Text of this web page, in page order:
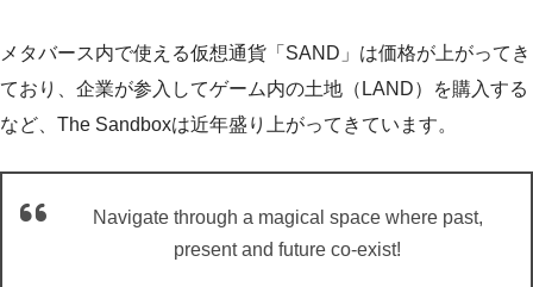
メタバース内で使える仮想通貨「SAND」は価格が上がってき
ており、企業が参入してゲーム内の土地（LAND）を購入する
など、The Sandboxは近年盛り上がってきています。
Navigate through a magical space where past,
present and future co-exist!